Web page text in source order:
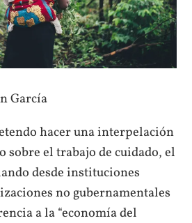
García
hacer una interpelación
sobre el trabajo de cuidado, el
desde instituciones
no gubernamentales
a la “economía del